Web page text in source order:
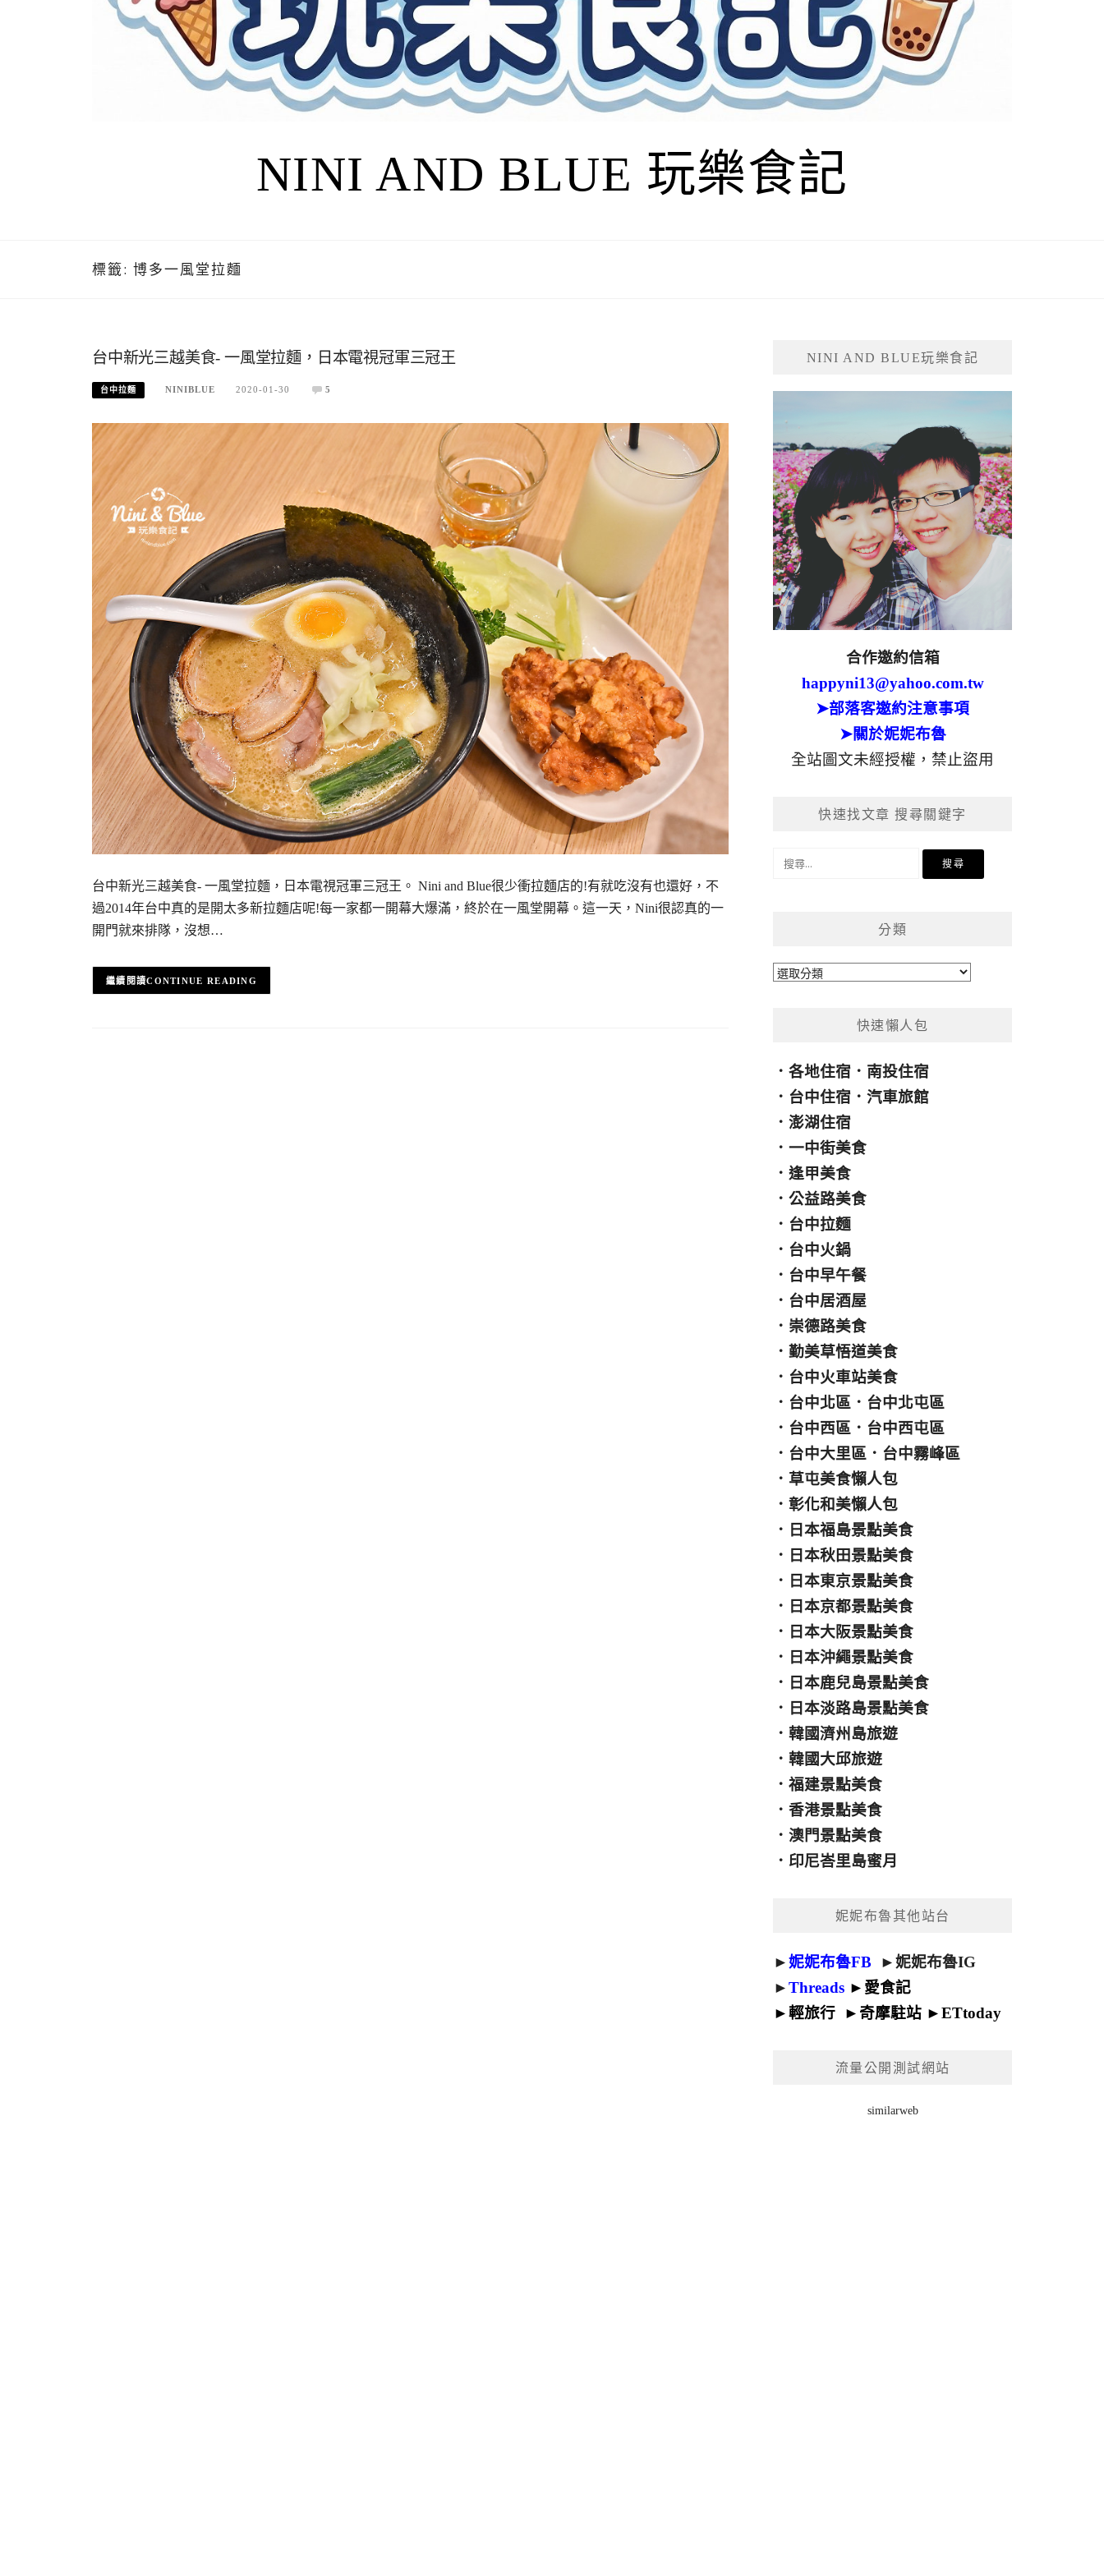
NINI AND BLUE 玩樂食記
標籤: 博多一風堂拉麵
台中新光三越美食- 一風堂拉麵，日本電視冠軍三冠王
台中拉麵 NINIBLUE 2020-01-30 5
台中新光三越美食- 一風堂拉麵，日本電視冠軍三冠王。 Nini and Blue很少衝拉麵店的!有就吃沒有也還好，不
過2014年台中真的是開太多新拉麵店呢!每一家都一開幕大爆滿，終於在一風堂開幕。這一天，Nini很認真的一
開門就來排隊，沒想…
CONTINUE READING
NINI AND BLUE玩樂食記
合作邀約信箱
happyni13@yahoo.com.tw
➤部落客邀約注意事項
➤關於妮妮布魯
全站圖文未經授權，禁止盜用
快速找文章 搜尋關鍵字
分類
分
快速懶人包
．各地住宿 ． 南投住宿
． 台中住宿 ．汽車旅館
．澎湖住宿
．一中街美食
．逢甲美食
．公益路美食
． 台中拉麵
． 台中火鍋
． 台中早午餐
． 台中居酒屋
． 崇德路美食
．勤美草悟道美食
． 台中火車站美食
． 台中北區 ． 台中北屯區
． 台中西區 ． 台中西屯區
． 台中大里區 ． 台中霧峰區
． 草屯美食懶人包
．彰化和美懶人包
． 日本福島景點美食
． 日本秋田景點美食
． 日本東京景點美食
． 日本京都景點美食
． 日本大阪景點美食
． 日本沖繩景點美食
． 日本鹿兒島景點美食
． 日本淡路島景點美食
．韓國濟州島旅遊
．韓國大邱旅遊
．福建景點美食
．香港景點美食
．澳門景點美食
． 印尼峇里島蜜月
妮妮布魯其他站台
►妮妮布魯FB ►妮妮布魯IG
►Threads ► 愛食記
►輕旅行 ► 奇摩駐站 ►ETtoday
流量公開測試網站
similarweb